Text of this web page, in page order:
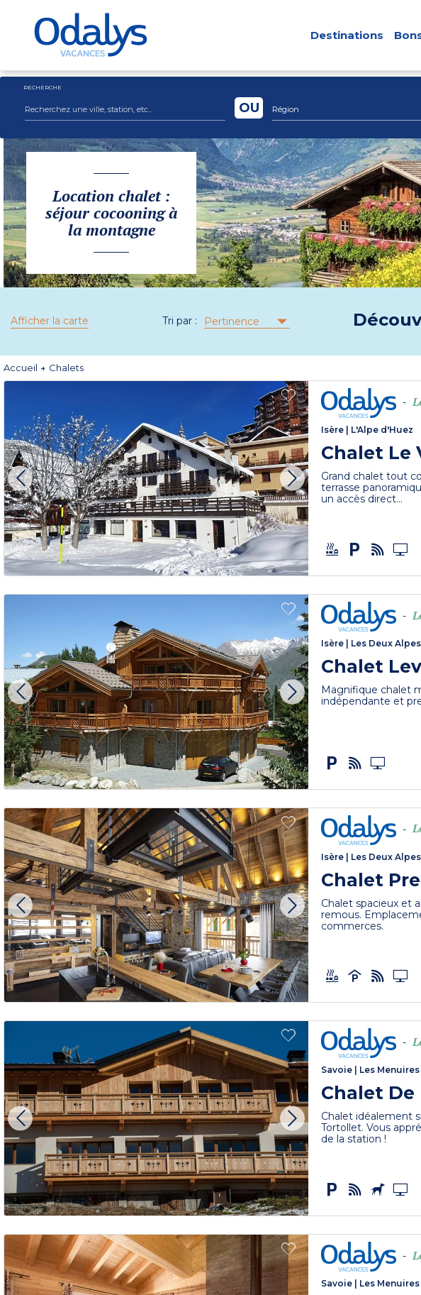
Destinations
RECHERCHE
Région
OU
Location chalet :
séjour cocooning à
la montagne
Afficher la carte Tri par : Pertinence
Accueil Chalets
-
Isère L'Alpe d'Huez
Chalet Le
Grand chalet tout
terrasse
un accès direct...
-
Isère Les Deux Alpes
Chalet
Magnifique chalet
indépendante et
-
Isère Les Deux Alpes
Chalet
Chalet spacieux et
remous.
commerces.
-
Savoie Les Menuires
Chalet De
Chalet idéalement
Tortollet. Vous
de la station !
-
Savoie Les Menuires